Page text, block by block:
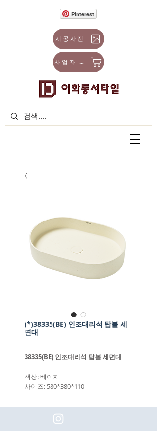
사업자 몰
시공사진
Pinterest
(*)38335(BE) 인조대리석 탑볼 세
면대
38335(BE) 인조대리석 탑볼 세면대
색상: 베이지
사이즈: 580*380*110